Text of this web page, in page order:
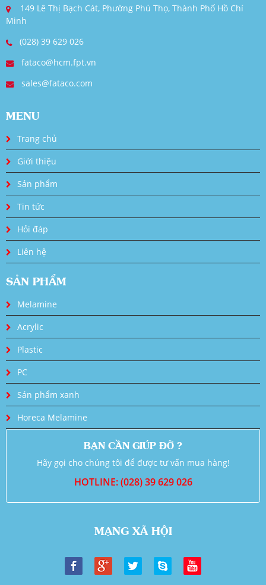
149 Lê Thị Bạch Cát, Phường Phú Thọ, Thành Phố Hồ Chí
Minh
(028) 39 629 026
fataco@hcm.fpt.vn
sales@fataco.com
MENU
Trang chủ
Giới thiệu
Sản phẩm
Tin tức
Hỏi đáp
Liên hệ
SẢN PHẨM
Melamine
Acrylic
Plastic
PC
Sản phẩm xanh
Horeca Melamine
BẠN CẦN GIÚP ĐỠ ?
Hãy gọi cho chúng tôi để được tư vấn mua hàng!
HOTLINE: (028) 39 629 026
MẠNG XÃ HỘI